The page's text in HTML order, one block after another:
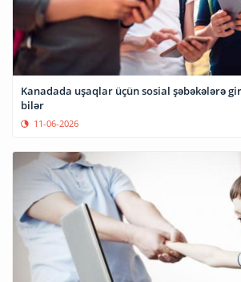
Kanadada uşaqlar üçün sosial şəbəkələrə
bilər
11-06-2026